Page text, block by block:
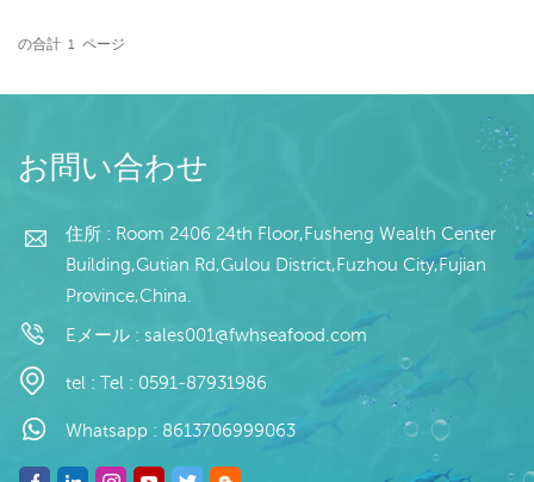
バッグ、10kg / 織りバッ
モデル: 卸売/輸出 最小。
支払い: TT / 確認済み取消
不能 LC 一覧で 発送: 入金
中国 ブランド:フーワンハ
ング
の合計 1 ページ
お問い合わせ
住所 : Room 2406 24th Floor,Fusheng Wealth Center
Building,Gutian Rd,Gulou District,Fuzhou City,Fujian
Province,China.
Eメール : sales001@fwhseafood.com
tel : Tel : 0591-87931986
Whatsapp : 8613706999063